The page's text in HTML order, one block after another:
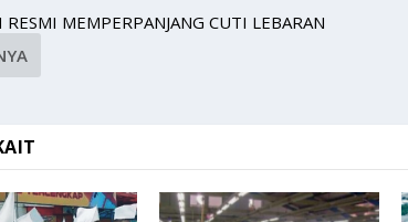
MEMPERPANJANG CUTI LEBARAN